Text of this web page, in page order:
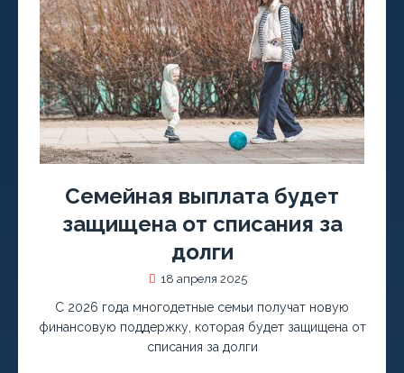
Семейная выплата будет
защищена от списания за
долги
18 апреля 2025
С 2026 года многодетные семьи получат новую
финансовую поддержку, которая будет защищена от
списания за долги